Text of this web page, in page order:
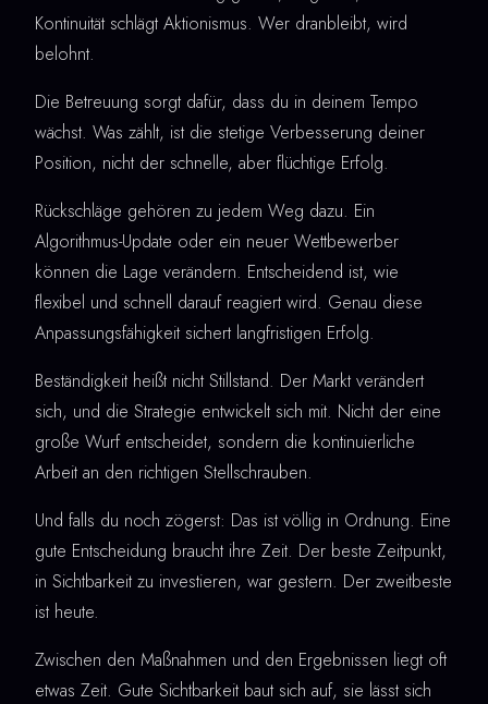
Kontinuität schlägt Aktionismus. Wer dranbleibt, wird
belohnt.
Die Betreuung sorgt dafür, dass du in deinem Tempo
wächst. Was zählt, ist die stetige Verbesserung deiner
Position, nicht der schnelle, aber flüchtige Erfolg.
Rückschläge gehören zu jedem Weg dazu. Ein
Algorithmus-Update oder ein neuer Wettbewerber
können die Lage verändern. Entscheidend ist, wie
flexibel und schnell darauf reagiert wird. Genau diese
Anpassungsfähigkeit sichert langfristigen Erfolg.
Beständigkeit heißt nicht Stillstand. Der Markt verändert
sich, und die Strategie entwickelt sich mit. Nicht der eine
große Wurf entscheidet, sondern die kontinuierliche
Arbeit an den richtigen Stellschrauben.
Und falls du noch zögerst: Das ist völlig in Ordnung. Eine
gute Entscheidung braucht ihre Zeit. Der beste Zeitpunkt,
in Sichtbarkeit zu investieren, war gestern. Der zweitbeste
ist heute.
Zwischen den Maßnahmen und den Ergebnissen liegt oft
etwas Zeit. Gute Sichtbarkeit baut sich auf, sie lässt sich